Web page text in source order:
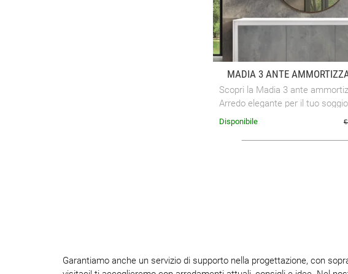
MADIA 3 ANTE
Scopri la Madia 3 ante
Arredo elegante per il tuo
Contensto.
Disponibile
Garantiamo anche un servizio di supporto nella progettazione, con